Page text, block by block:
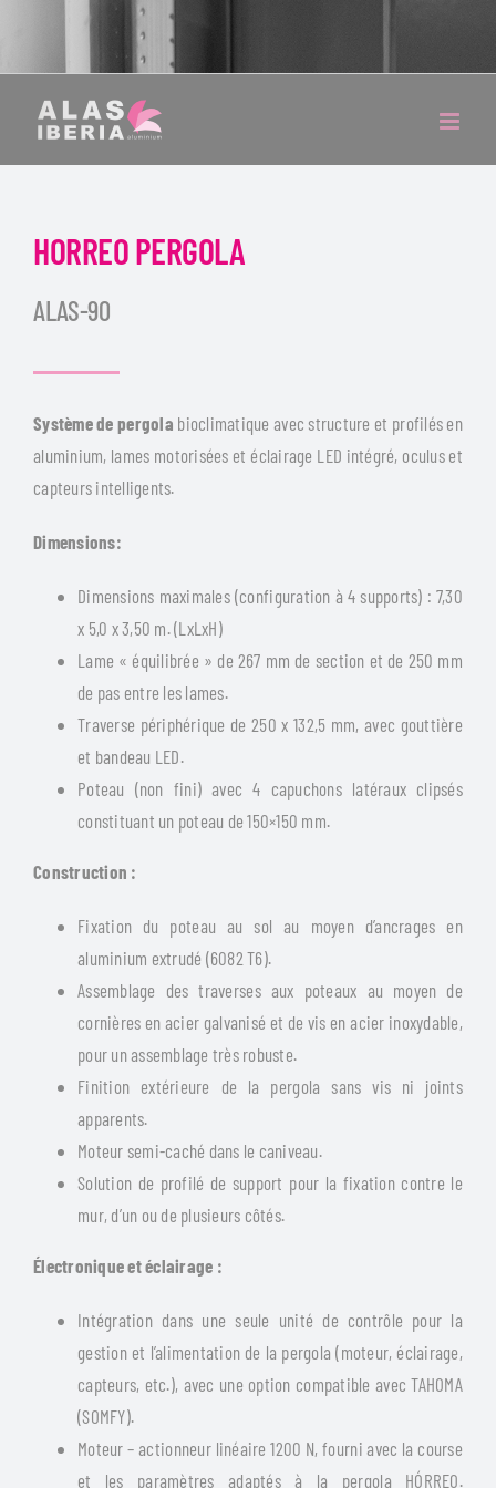
HORREO PERGOLA
ALAS-90
Système de pergola bioclimatique avec structure et profilés en
aluminium, lames motorisées et éclairage LED intégré, oculus et
capteurs intelligents.
Dimensions:
Dimensions maximales (configuration à 4 supports) : 7,30
x 5,0 x 3,50 m. (LxLxH)
Lame « équilibrée » de 267 mm de section et de 250 mm
de pas entre les lames.
Traverse périphérique de 250 x 132,5 mm, avec gouttière
et bandeau LED.
Poteau (non fini) avec 4 capuchons latéraux clipsés
constituant un poteau de 150×150 mm.
Construction :
Fixation du poteau au sol au moyen d’ancrages en
aluminium extrudé (6082 T6).
Assemblage des traverses aux poteaux au moyen de
cornières en acier galvanisé et de vis en acier inoxydable,
pour un assemblage très robuste.
Finition extérieure de la pergola sans vis ni joints
apparents.
Moteur semi-caché dans le caniveau.
Solution de profilé de support pour la fixation contre le
mur, d’un ou de plusieurs côtés.
Électronique et éclairage :
Intégration dans une seule unité de contrôle pour la
gestion et l’alimentation de la pergola (moteur, éclairage,
capteurs, etc.), avec une option compatible avec TAHOMA
(SOMFY).
Moteur – actionneur linéaire 1200 N, fourni avec la course
et les paramètres adaptés à la pergola HÓRREO.